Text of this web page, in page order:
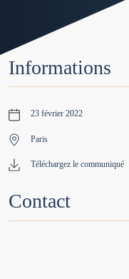
Informations
23 février 2022
Paris
Téléchargez le communiqué
Contact